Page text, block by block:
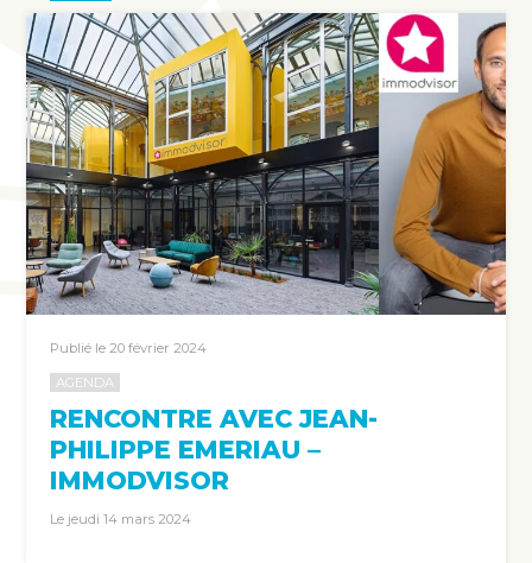
Publié le 20 février 2024
AGENDA
RENCONTRE AVEC JEAN-
PHILIPPE EMERIAU –
IMMODVISOR
Le jeudi 14 mars 2024